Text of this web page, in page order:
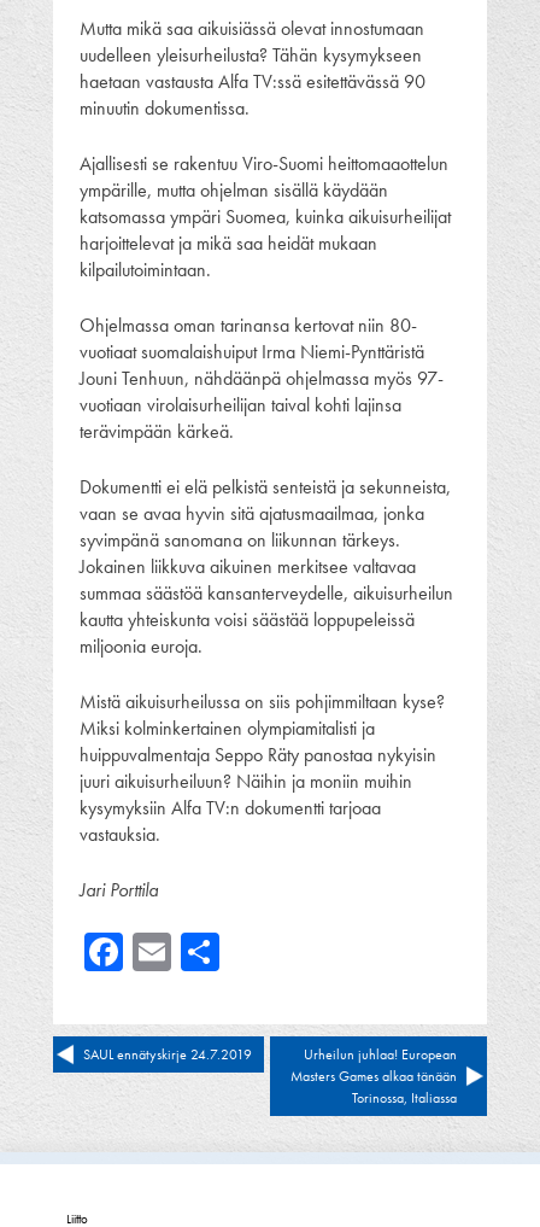
Mutta mikä saa aikuisiässä olevat innostumaan
uudelleen yleisurheilusta? Tähän kysymykseen
haetaan vastausta Alfa TV:ssä esitettävässä 90
minuutin dokumentissa.
Ajallisesti se rakentuu Viro-Suomi heittomaaottelun
ympärille, mutta ohjelman sisällä käydään
katsomassa ympäri Suomea, kuinka aikuisurheilijat
harjoittelevat ja mikä saa heidät mukaan
kilpailutoimintaan.
Ohjelmassa oman tarinansa kertovat niin 80-
vuotiaat suomalaishuiput Irma Niemi-Pynttäristä
Jouni Tenhuun, nähdäänpä ohjelmassa myös 97-
vuotiaan virolaisurheilijan taival kohti lajinsa
terävimpään kärkeä.
Dokumentti ei elä pelkistä senteistä ja sekunneista,
vaan se avaa hyvin sitä ajatusmaailmaa, jonka
syvimpänä sanomana on liikunnan tärkeys.
Jokainen liikkuva aikuinen merkitsee valtavaa
summaa säästöä kansanterveydelle, aikuisurheilun
kautta yhteiskunta voisi säästää loppupeleissä
miljoonia euroja.
Mistä aikuisurheilussa on siis pohjimmiltaan kyse?
Miksi kolminkertainen olympiamitalisti ja
huippuvalmentaja Seppo Räty panostaa nykyisin
juuri aikuisurheiluun? Näihin ja moniin muihin
kysymyksiin Alfa TV:n dokumentti tarjoaa
vastauksia.
Jari Porttila
Facebook
Email
Artikkelien
selaus
SAUL ennätyskirje 24.7.2019
Urheilun juhlaa! European
Masters Games alkaa tänään
Torinossa, Italiassa
Liitto